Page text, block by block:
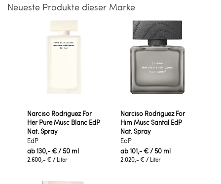
Neueste Produkte dieser Marke
Narciso Rodriguez For
Her Pure Musc Blanc EdP
Nat. Spray
EdP
ab130,- €/ 50 ml
2.600,- € / Liter
Narciso Rodriguez For
Him Musc Santal EdP
Nat. Spray
EdP
ab101,- €/ 50 ml
2.020,- € / Liter